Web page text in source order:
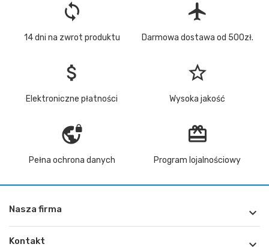
loop
14 dni na zwrot produktu
flight
Darmowa dostawa od 500zł.
attach_money
Elektroniczne płatności
star_border
Wysoka jakość
vpn_lock
Pełna ochrona danych
redeem
Program lojalnościowy
Nasza firma 
Kontakt